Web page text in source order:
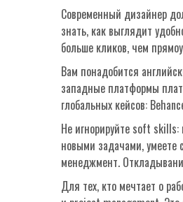
Современный дизайнер
знать, как выглядит
больше кликов, чем
Вам понадобится
западные платформы
глобальных кейсов:
Не игнорируйте soft skills:
новыми задачами,
менеджмент.
Для тех, кто мечтает о